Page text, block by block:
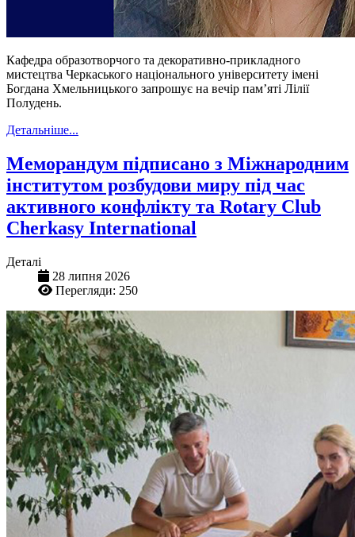
Кафедра образотворчого та декоративно-прикладного
мистецтва Черкаського національного університету імені
Богдана Хмельницького запрошує на вечір пам’яті Лілії
Полудень.
Детальніше...
Меморандум підписано з Міжнародним
інститутом розбудови миру під час
активного конфлікту та Rotary Club
Cherkasy International
Деталі
28 липня 2026
Перегляди: 250